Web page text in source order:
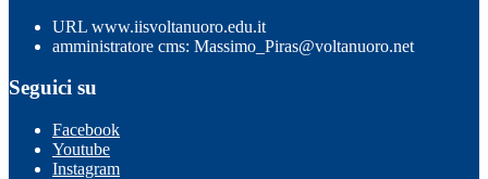
URL www.iisvoltanuoro.edu.it
amministratore cms: Massimo_Piras@voltanuoro.net
Seguici su
Facebook
Youtube
Instagram